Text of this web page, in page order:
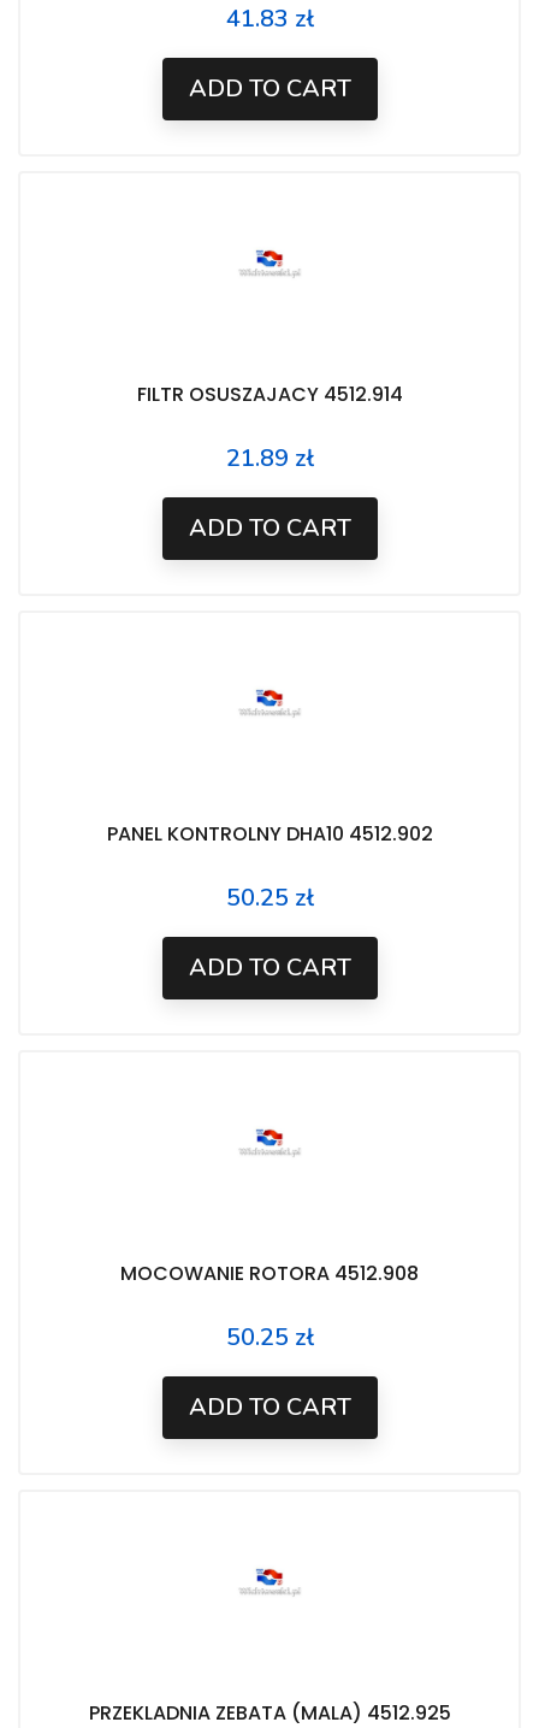
Price
41.83 zł
ADD TO CART
FILTR OSUSZAJACY 4512.914
Price
21.89 zł
ADD TO CART
PANEL KONTROLNY DHA10 4512.902
Price
50.25 zł
ADD TO CART
MOCOWANIE ROTORA 4512.908
Price
50.25 zł
ADD TO CART
PRZEKLADNIA ZEBATA (MALA) 4512.925